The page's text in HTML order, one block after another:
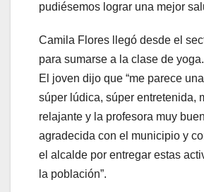
pudiésemos lograr una mejor
Camila Flores llegó desde el
para sumarse a la clase de yoga.
El joven dijo que “me parece
súper lúdica, súper entretenida,
relajante y la profesora muy
agradecida con el municipio y
el alcalde por entregar estas
la población”.